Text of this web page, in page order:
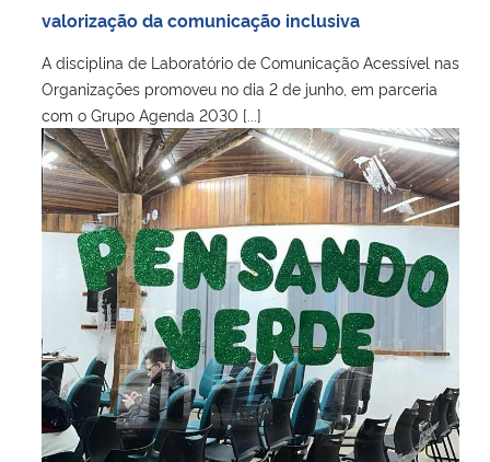
valorização da comunicação inclusiva
A disciplina de Laboratório de Comunicação Acessível nas
Organizações promoveu no dia 2 de junho, em parceria
com o Grupo Agenda 2030 [...]